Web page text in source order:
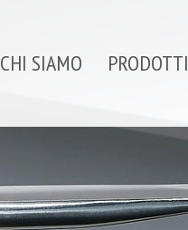
CHI SIAMO PRODOTTI